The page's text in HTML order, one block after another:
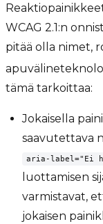
WCAG 2.1:n
pitää olla nimet,
tämä tarkoittaa:
Jokaisella
saavutettava
aria-label="Ei
luottamisen
varmistavat,
jokaisen